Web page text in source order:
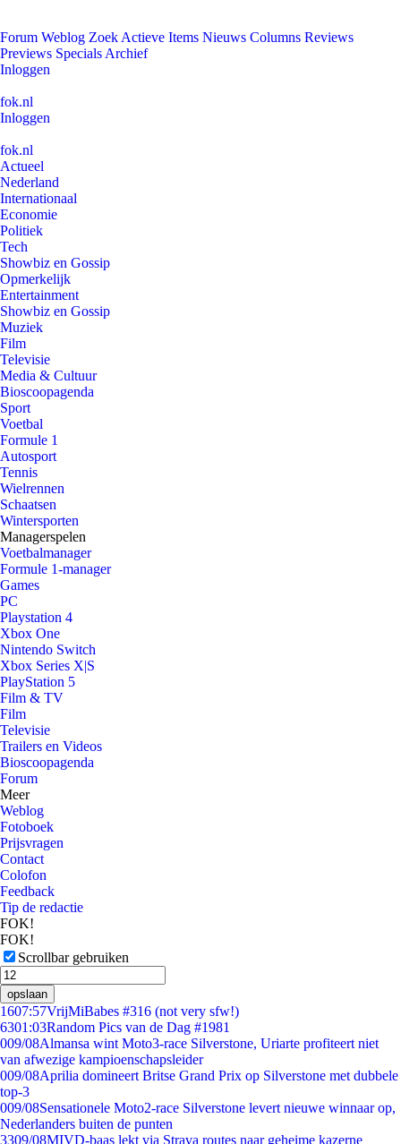
Forum Weblog Zoek Actieve Items Nieuws Columns Reviews
Previews Specials Archief
Inloggen
fok.nl
Inloggen
fok.nl
Actueel
Nederland
Internationaal
Economie
Politiek
Tech
Showbiz en Gossip
Opmerkelijk
Entertainment
Showbiz en Gossip
Muziek
Film
Televisie
Media & Cultuur
Bioscoopagenda
Sport
Voetbal
Formule 1
Autosport
Tennis
Wielrennen
Schaatsen
Wintersporten
Managerspelen
Voetbalmanager
Formule 1-manager
Games
PC
Playstation 4
Xbox One
Nintendo Switch
Xbox Series X|S
PlayStation 5
Film & TV
Film
Televisie
Trailers en Videos
Bioscoopagenda
Forum
Meer
Weblog
Fotoboek
Prijsvragen
Contact
Colofon
Feedback
Tip de redactie
FOK!
FOK!
Scrollbar gebruiken
opslaan
1607:57VrijMiBabes #316 (not very sfw!)
6301:03Random Pics van de Dag #1981
009/08Almansa wint Moto3-race Silverstone, Uriarte profiteert niet
van afwezige kampioenschapsleider
009/08Aprilia domineert Britse Grand Prix op Silverstone met dubbele
top-3
009/08Sensationele Moto2-race Silverstone levert nieuwe winnaar op,
Nederlanders buiten de punten
3309/08MIVD-baas lekt via Strava routes naar geheime kazerne